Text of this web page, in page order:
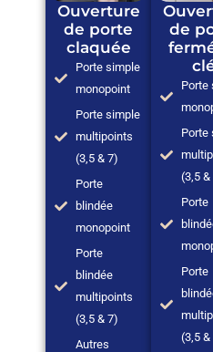
Ouverture
de porte
claquée
Porte simple
monopoint
Porte simple
multipoints
(3,5 & 7)
Porte
blindée
monopoint
Porte
blindée
multipoints
(3,5 & 7)
Autres
de
Porte
Porte
(3,5 &
Porte
Porte
(3,5 &